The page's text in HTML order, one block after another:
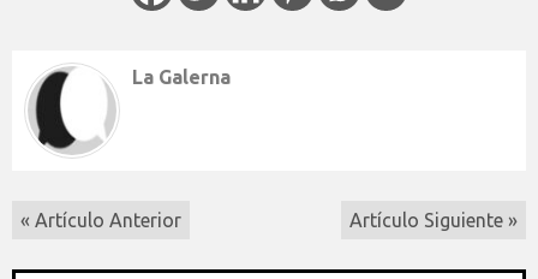
La Galerna
« Artículo Anterior Artículo Siguiente »